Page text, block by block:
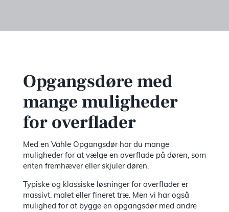
Opgangsdøre med
mange muligheder
for overflader
Med en Vahle Opgangsdør har du mange
muligheder for at vælge en overflade på døren, som
enten fremhæver eller skjuler døren.
Typiske og klassiske løsninger for overflader er
massivt, malet eller fineret træ. Men vi har også
mulighed for at bygge en opgangsdør med andre